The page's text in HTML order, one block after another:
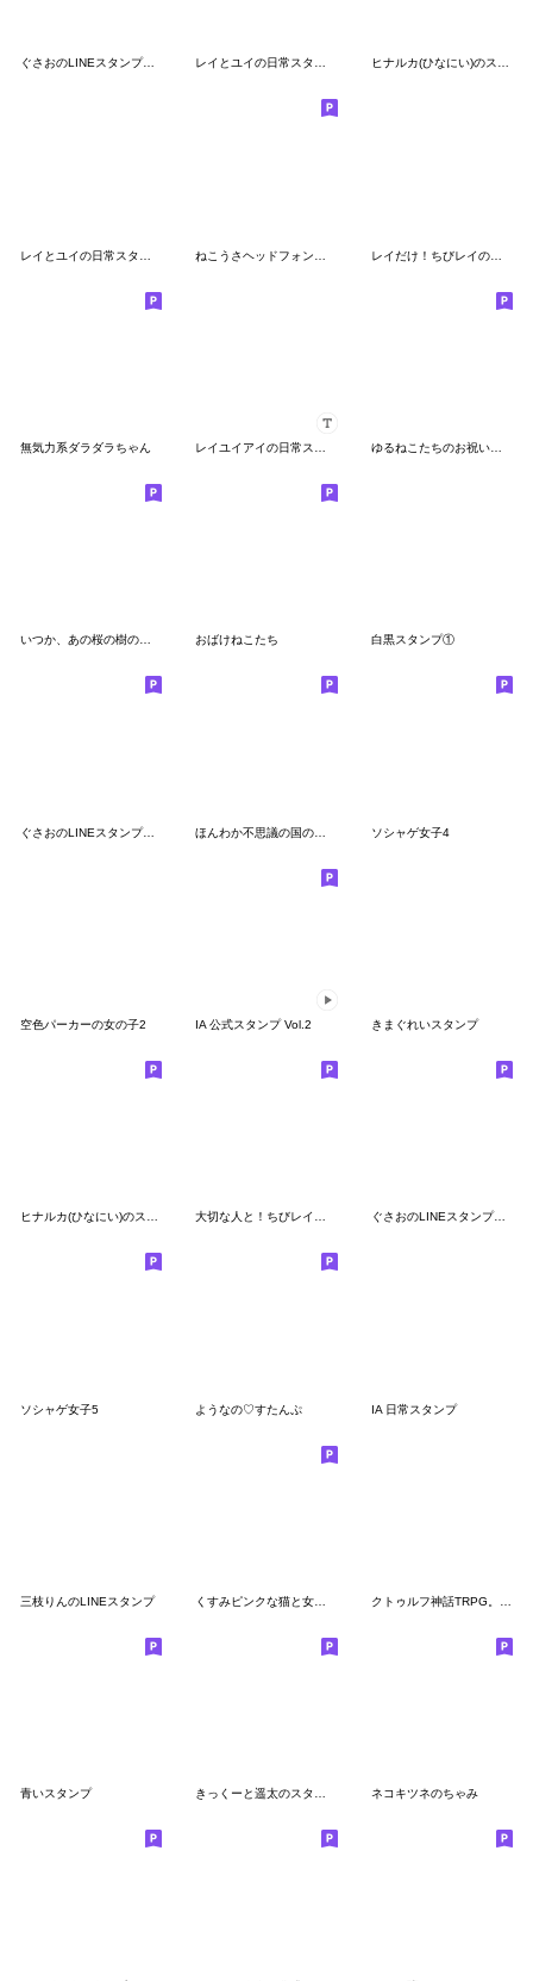
ぐさおのLINEスタンプ第二弾 レイとユイの日常スタンプ２【よく使う】 ヒナルカ(ひなにい)のスタンプ②
レイだけ！ちびレイの日常【よく使う】
無気力系ダラダラちゃん ゆるねこたちのお祝いスタンプ
いつか、あの桜の樹の下で。 おばけねこたち 白黒スタンプ①
ぐさおのLINEスタンプ第三弾 ソシャゲ女子4
空色パーカーの女の子2 IA 公式スタンプ Vol.2 きまぐれいスタンプ
ヒナルカ(ひなにい)のスタンプ 大切な人と！ちびレイの日常【よく使う】 ぐさおのLINEスタンプ第四弾
ソシャゲ女子5 ようなの♡すたんぷ IA 日常スタンプ
三枝りんのLINEスタンプ
青いスタンプ きっくーと遥太のスタンプ ネコキツネのちゃみ